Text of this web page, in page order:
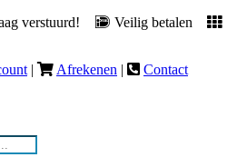
verstuurd!
Veilig betalen
| Afrekenen | Contact